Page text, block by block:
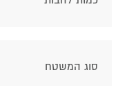
סוג המשטח